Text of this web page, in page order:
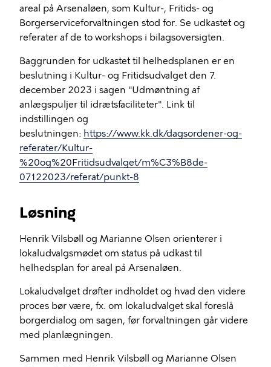
areal på Arsenaløen, som Kultur-, Fritids- og
Borgerserviceforvaltningen stod for. Se udkastet og
referater af de to workshops i bilagsoversigten.
Baggrunden for udkastet til helhedsplanen er en
beslutning i Kultur- og Fritidsudvalget den 7.
december 2023 i sagen "Udmøntning af
anlægspuljer til idrætsfaciliteter". Link til
indstillingen og
beslutningen: https://www.kk.dk/dagsordener-og-
referater/Kultur-
%20og%20Fritidsudvalget/m%C3%B8de-
07122023/referat/punkt-8
Løsning
Henrik Vilsbøll og Marianne Olsen orienterer i
lokaludvalgsmødet om status på udkast til
helhedsplan for areal på Arsenaløen.
Lokaludvalget drøfter indholdet og hvad den videre
proces bør være, fx. om lokaludvalget skal foreslå
borgerdialog om sagen, før forvaltningen går videre
med planlægningen.
Sammen med Henrik Vilsbøll og Marianne Olsen